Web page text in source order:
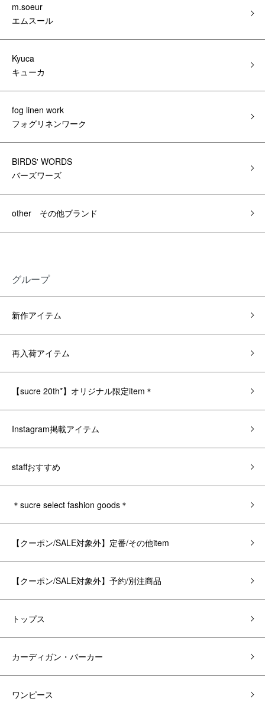
m.soeur
エムスール
Kyuca
キューカ
fog linen work
フォグリネンワーク
BIRDS' WORDS
バーズワーズ
other その他ブランド
グループ
新作アイテム
再入荷アイテム
【sucre 20th*】オリジナル限定item＊
Instagram掲載アイテム
staffおすすめ
＊sucre select fashion goods＊
【クーポン/SALE対象外】定番/その他item
【クーポン/SALE対象外】予約/別注商品
トップス
カーディガン・パーカー
ワンピース